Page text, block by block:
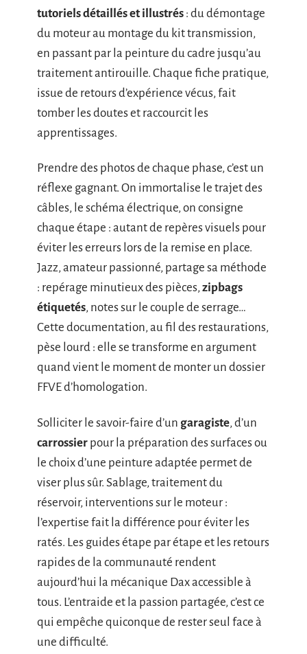
tutoriels détaillés et illustrés : du démontage
du moteur au montage du kit transmission,
en passant par la peinture du cadre jusqu’au
traitement antirouille. Chaque fiche pratique,
issue de retours d’expérience vécus, fait
tomber les doutes et raccourcit les
apprentissages.
Prendre des photos de chaque phase, c’est un
réflexe gagnant. On immortalise le trajet des
câbles, le schéma électrique, on consigne
chaque étape : autant de repères visuels pour
éviter les erreurs lors de la remise en place.
Jazz, amateur passionné, partage sa méthode
: repérage minutieux des pièces,zipbags
étiquetés, notes sur le couple de serrage…
Cette documentation, au fil des restaurations,
pèse lourd : elle se transforme en argument
quand vient le moment de monter un dossier
FFVE d’homologation.
Solliciter le savoir-faire d’un garagiste, d’un
carrossier pour la préparation des surfaces ou
le choix d’une peinture adaptée permet de
viser plus sûr. Sablage, traitement du
réservoir, interventions sur le moteur :
l’expertise fait la différence pour éviter les
ratés. Les guides étape par étape et les retours
rapides de la communauté rendent
aujourd’hui la mécanique Dax accessible à
tous. L’entraide et la passion partagée, c’est ce
qui empêche quiconque de rester seul face à
une difficulté.